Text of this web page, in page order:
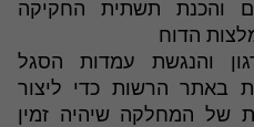
והכנת תשתית החקיקה
הדוח
והנגשת עמדות הסגל
באתר הרשות כדי ליצור
של המחלקה שיהיה זמין